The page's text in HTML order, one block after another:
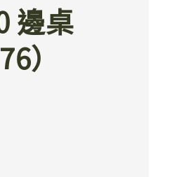
邊桌
）